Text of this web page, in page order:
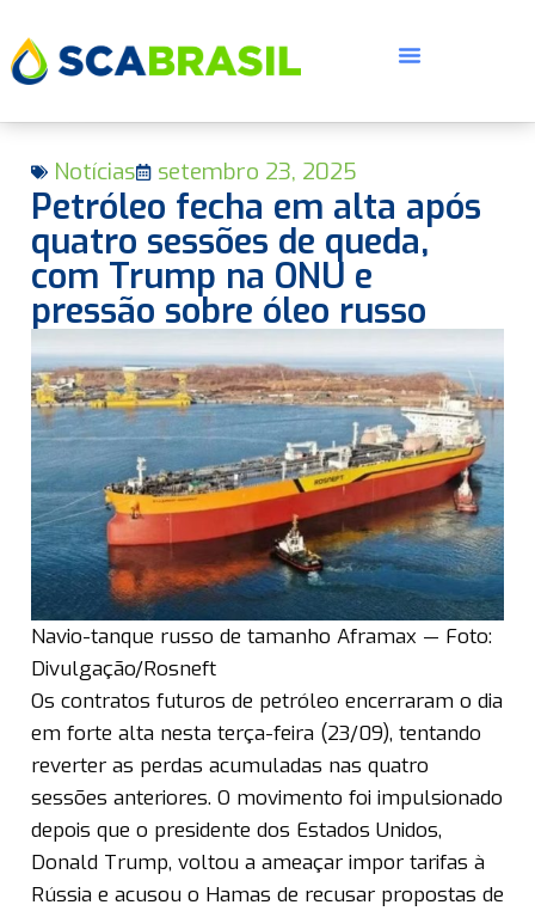
Notícias setembro 23, 2025
Petróleo fecha em alta após
quatro sessões de queda,
com Trump na ONU e
pressão sobre óleo russo
Navio-tanque russo de tamanho Aframax — Foto:
Divulgação/Rosneft
Os contratos futuros de petróleo encerraram o dia
em forte alta nesta terça-feira (23/09), tentando
reverter as perdas acumuladas nas quatro
sessões anteriores. O movimento foi impulsionado
depois que o presidente dos Estados Unidos,
Donald Trump, voltou a ameaçar impor tarifas à
Rússia e acusou o Hamas de recusar propostas de